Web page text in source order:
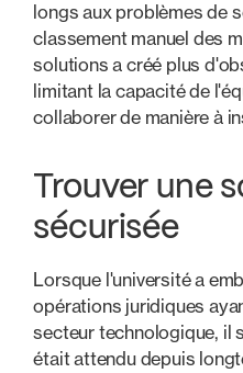
longs aux problèmes de
classement manuel des
solutions a créé plus
limitant la capacité de
collaborer de manière à
Trouver une
sécurisée
Lorsque l'université a
opérations juridiques
secteur technologique, il
était attendu depuis